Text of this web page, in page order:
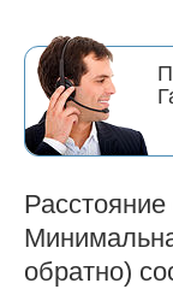
обратно)